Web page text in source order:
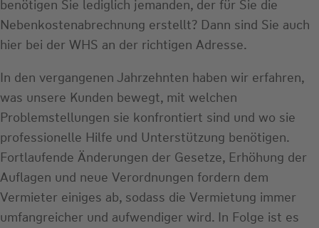
benötigen Sie lediglich jemanden, der für Sie die
Nebenkostenabrechnung erstellt? Dann sind Sie auch
hier bei der WHS an der richtigen Adresse.
In den vergangenen Jahrzehnten haben wir erfahren,
was unsere Kunden bewegt, mit welchen
Problemstellungen sie konfrontiert sind und wo sie
professionelle Hilfe und Unterstützung benötigen.
Fortlaufende Änderungen der Gesetze, Erhöhung der
Auflagen und neue Verordnungen fordern dem
Vermieter einiges ab, sodass die Vermietung immer
umfangreicher und aufwendiger wird. In Folge ist es